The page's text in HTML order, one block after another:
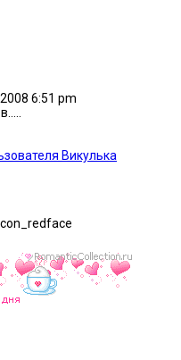
6:51 pm
Викулька